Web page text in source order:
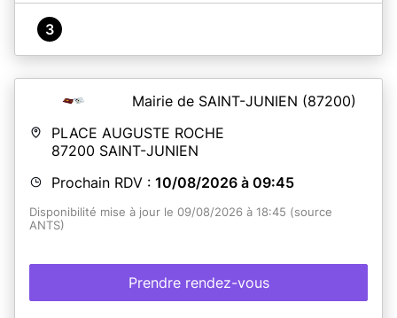
3
Mairie de SAINT-JUNIEN (87200)
PLACE AUGUSTE ROCHE
87200 SAINT-JUNIEN
Prochain RDV : 10/08/2026 à 09:45
Disponibilité mise à jour le 09/08/2026 à 18:45 (source
ANTS)
Prendre rendez-vous